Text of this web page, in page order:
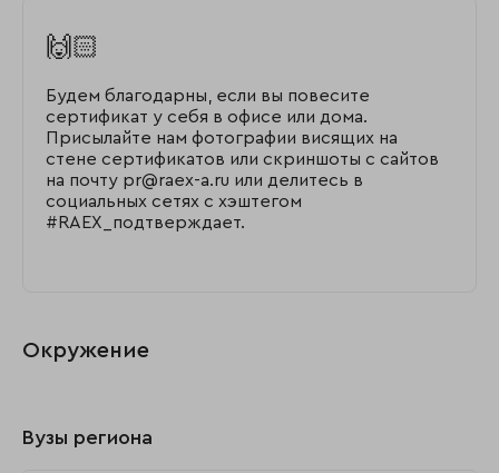
🙌🏻
Будем благодарны, если вы повесите
сертификат у себя в офисе или дома.
Присылайте нам фотографии висящих на
стене сертификатов или скриншоты с сайтов
на почту pr@raex-a.ru или делитесь в
социальных сетях с хэштегом
#RAEX_подтверждает.
Окружение
Вузы региона